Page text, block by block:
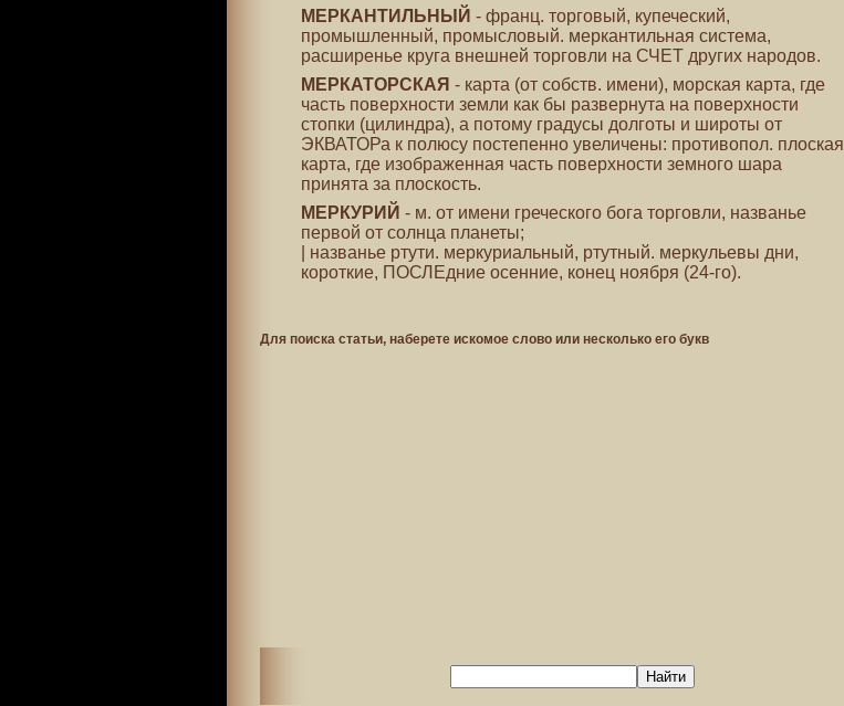
МЕРКАНТИЛЬНЫЙ - франц. торговый, купеческий,
промышленный, промысловый. меркантильная система,
расширенье круга внешней торговли на СЧЕТ других народов.
МЕРКАТОРСКАЯ - карта (от собств. имени), морская карта, где
часть поверхности земли как бы развернута на поверхности
стопки (цилиндра), а потому градусы долготы и широты от
ЭКВАТОРа к полюсу постепенно увеличены: противопол. плоская
карта, где изображенная часть поверхности земного шара
принята за плоскость.
МЕРКУРИЙ - м. от имени греческого бога торговли, названье
первой от солнца планеты;
| названье ртути. меркуриальный, ртутный. меркульевы дни,
короткие, ПОСЛЕдние осенние, конец ноября (24-го).
Для поиска статьи, наберете искомое слово или несколько его букв